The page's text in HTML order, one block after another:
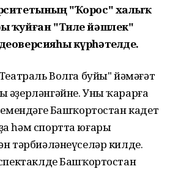
"Ҡорос" халыҡ
ҡуйған "Тиле йәшлек"
күрһәтелде.
Волга буйы" йәмәғәт
Уны ҡарарға
Башҡортостан кадет
һәм спортта юғары
тәрбиәләнеүселәр килде.
Башҡортостан